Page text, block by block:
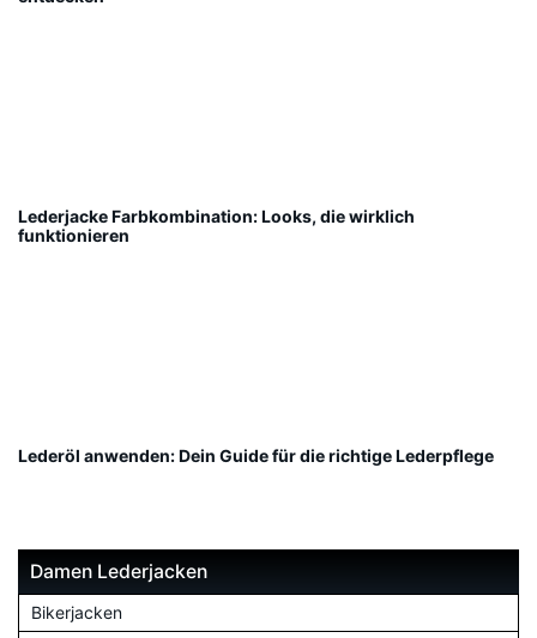
Lederjacke Farbkombination: Looks, die wirklich
funktionieren
Lederöl anwenden: Dein Guide für die richtige Lederpflege
Damen Lederjacken
Bikerjacken